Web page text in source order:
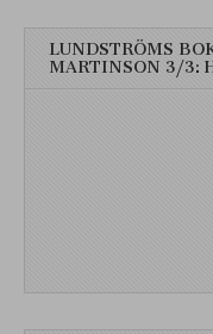
LUNDSTRÖMS
MARTINSON 3/3: